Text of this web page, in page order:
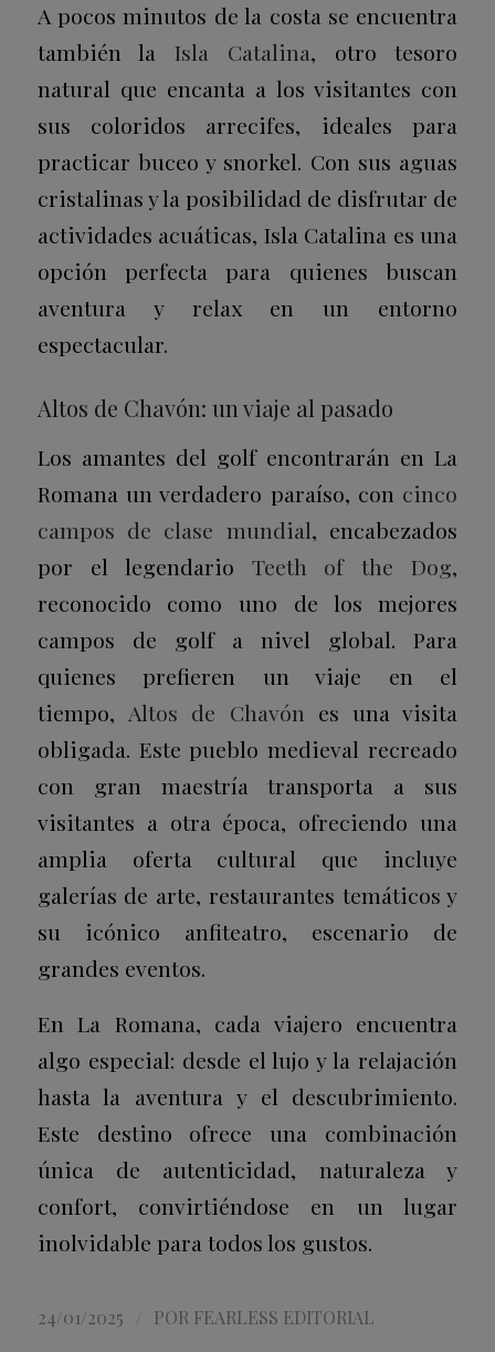
A pocos minutos de la costa se encuentra
también la Isla Catalina, otro tesoro
natural que encanta a los visitantes con
sus coloridos arrecifes, ideales para
practicar buceo y snorkel. Con sus aguas
cristalinas y la posibilidad de disfrutar de
actividades acuáticas, Isla Catalina es una
opción perfecta para quienes buscan
aventura y relax en un entorno
espectacular.
Altos de Chavón: un viaje al pasado
Los amantes del golf encontrarán en La
Romana un verdadero paraíso, con cinco
campos de clase mundial, encabezados
por el legendario Teeth of the Dog,
reconocido como uno de los mejores
campos de golf a nivel global. Para
quienes prefieren un viaje en el
tiempo, Altos de Chavón es una visita
obligada. Este pueblo medieval recreado
con gran maestría transporta a sus
visitantes a otra época, ofreciendo una
amplia oferta cultural que incluye
galerías de arte, restaurantes temáticos y
su icónico anfiteatro, escenario de
grandes eventos.
En La Romana, cada viajero encuentra
algo especial: desde el lujo y la relajación
hasta la aventura y el descubrimiento.
Este destino ofrece una combinación
única de autenticidad, naturaleza y
confort, convirtiéndose en un lugar
inolvidable para todos los gustos.
24/01/2025 POR FEARLESS EDITORIAL